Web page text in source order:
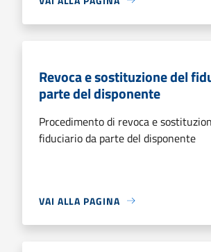
Revoca e sostituzione del
parte del disponente
Procedimento di revoca e
fiduciario da parte del disponente
VAI ALLA PAGINA